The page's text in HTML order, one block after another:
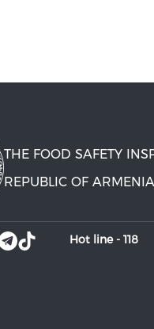
THE FOOD SAFETY
REPUBLIC OF ARMENIA
Hot line - 118